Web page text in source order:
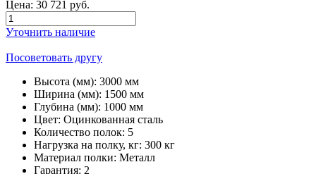
Цена: 30 721 руб.
Уточнить наличие
Посоветовать другу
Высота (мм): 3000 мм
Ширина (мм): 1500 мм
Глубина (мм): 1000 мм
Цвет: Оцинкованная сталь
Количество полок: 5
Нагрузка на полку, кг: 300 кг
Материал полки: Металл
Гарантия: 2